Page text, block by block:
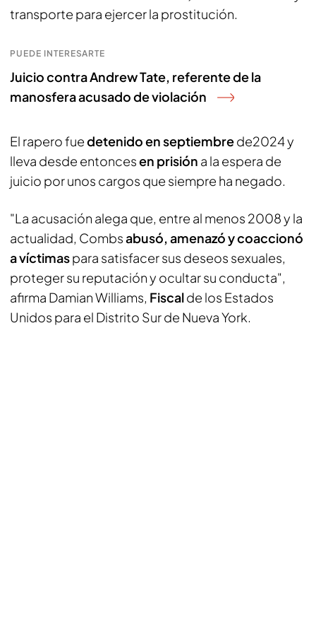
transporte para ejercer la prostitución.
PUEDE INTERESARTE
Juicio contra Andrew Tate, referente de la
manosfera acusado de violación
El rapero fuedetenido en septiembrede2024 y
lleva desde entoncesen prisión a la espera de
juicio por unos cargos que siempre ha negado.
"La acusación alega que, entre al menos 2008 y la
actualidad, Combsabusó, amenazó y coaccionó
a víctimaspara satisfacer sus deseos sexuales,
proteger su reputación y ocultar su conducta",
afirma Damian Williams, Fiscalde los Estados
Unidos para el Distrito Sur de Nueva York.